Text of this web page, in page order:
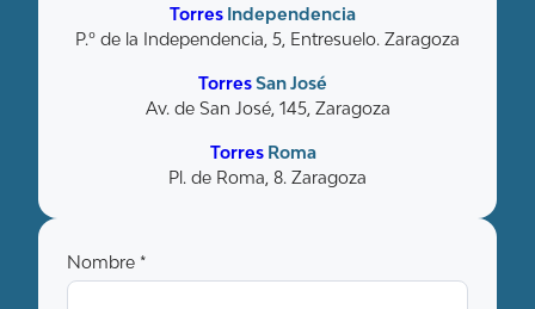
Torres Independencia
P.º de la Independencia, 5, Entresuelo. Zaragoza
TorresSan José
Av. de San José, 145, Zaragoza
Torres Roma
Pl. de Roma, 8. Zaragoza
Nombre *